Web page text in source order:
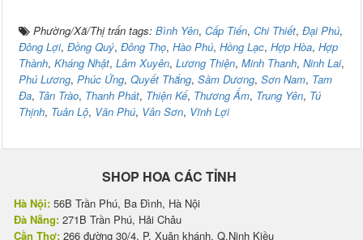
Phường/Xã/Thị trấn tags: Bình Yên, Cấp Tiến, Chi Thiết, Đại Phú,
Đông Lợi, Đồng Quý, Đông Thọ, Hào Phú, Hồng Lạc, Hợp Hòa, Hợp
Thành, Kháng Nhật, Lâm Xuyên, Lương Thiện, Minh Thanh, Ninh Lai,
Phú Lương, Phúc Ứng, Quyết Thắng, Sầm Dương, Sơn Nam, Tam
Đa, Tân Trào, Thanh Phát, Thiện Kế, Thương Ấm, Trung Yên, Tú
Thịnh, Tuân Lộ, Văn Phú, Vân Sơn, Vĩnh Lợi
SHOP HOA CÁC TỈNH
Hà Nội: 56B Trần Phú, Ba Đình, Hà Nội
Đà Nẵng: 271B Trần Phú, Hải Châu
Cần Thơ: 266 đường 30/4, P. Xuân khánh, Q.Ninh Kiều